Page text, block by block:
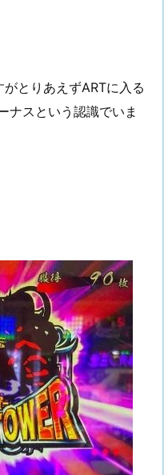
とりあえずARTに入る
ナスという認識でいま